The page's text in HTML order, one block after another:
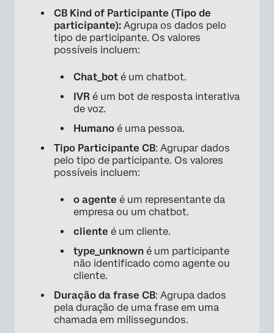
CB Kind of Participante (Tipo de
participante): Agrupa os dados pelo
tipo de participante. Os valores
possíveis incluem:
Chat_bot é um chatbot.
IVR é um bot de resposta interativa
de voz.
Humano é uma pessoa.
Tipo Participante CB: Agrupar dados
pelo tipo de participante. Os valores
possíveis incluem:
o agente é um representante da
empresa ou um chatbot.
cliente é um cliente.
type_unknown é um participante
não identificado como agente ou
cliente.
Duração da frase CB: Agrupa dados
pela duração de uma frase em uma
chamada em milissegundos.